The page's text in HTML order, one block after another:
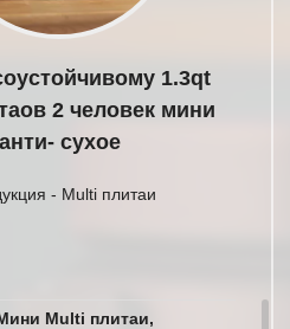
1.3qt
2 человек мини
анти- сухое
- Multi плитаи
Multi плитаи,